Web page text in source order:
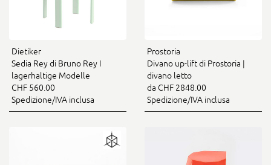
Dietiker
Sedia Rey di Bruno Rey I
lagerhaltige Modelle
CHF 560.00
Spedizione/IVA inclusa
Prostoria
Divano up-lift di Prostoria |
divano letto
da CHF 2848.00
Spedizione/IVA inclusa